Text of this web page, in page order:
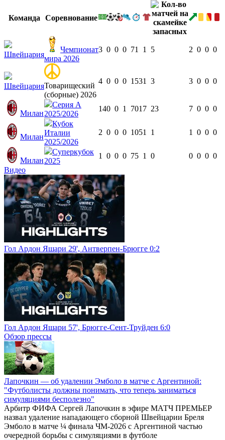
Команда Соревнование
Швейцария
Чемпионат
мира 2026
3 0 0 0 71 1 5 2 0 0 0
ШвейцарияТоварищеский
(сборные) 2026
4 0 0 0 1531 3 3 0 0 0
Милан
Серия А
2025/2026
140 0 1 701 7 23 7 0 0 0
Милан
Кубок
Италии
2025/2026
2 0 0 0 1051 1 1 0 0 0
Милан
Суперкубок
2025
1 0 0 0 75 1 0 0 0 0 0
Видео
Гол Ардон Яшари 29', Антверпен-Брюгге 0:2
Гол Ардон Яшари 57', Брюгге-Сент-Труйден 6:0
Обзор прессы
Лапочкин — об удалении Эмболо в матче с Аргентиной:
"Футболисты должны понимать, что теперь заниматься
симуляциями бесполезно"
Арбитр ФИФА Сергей Лапочкин в эфире МАТЧ ПРЕМЬЕР
назвал удаление нападающего сборной Швейцарии Бреля
Эмболо в матче ¼ финала ЧМ‑2026 с Аргентиной частью
очередной борьбы с симуляциями в футболе